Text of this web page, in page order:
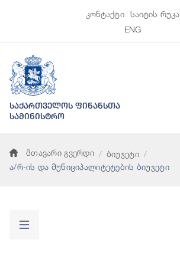
კონტაქტი
საიტის რუკა
ENG
საქართველოს ფინანსთა
სამინისტრო
მთავარი გვერდი
ბიუჯეტი
ა/რ-ის და მუნიციპალიტეტების ბიუჯეტი